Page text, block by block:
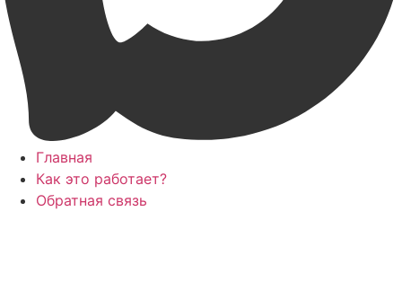
Главная
Как это работает?
Обратная связь